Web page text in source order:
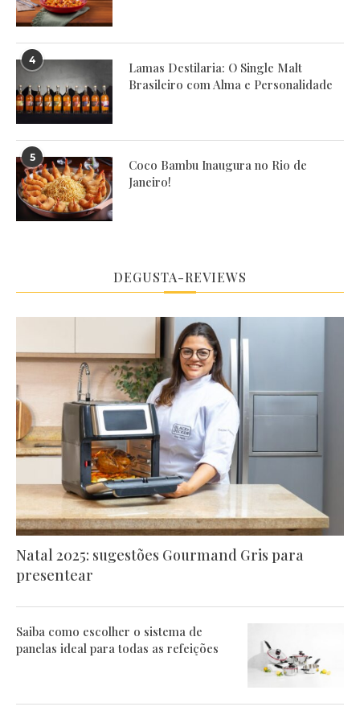
4
Lamas Destilaria: O Single Malt
Brasileiro com Alma e Personalidade
5
Coco Bambu Inaugura no Rio de
Janeiro!
DEGUSTA-REVIEWS
Natal 2025: sugestões Gourmand Gris para
presentear
Saiba como escolher o sistema de
panelas ideal para todas as refeições